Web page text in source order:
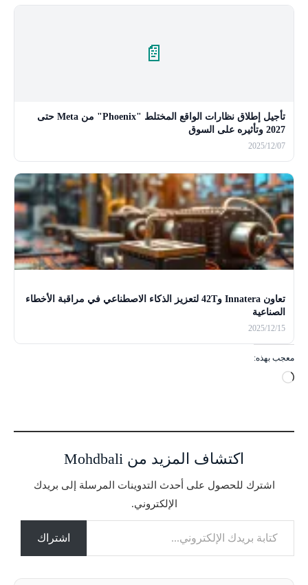
📄
تأجيل إطلاق نظارات الواقع المختلط "Phoenix" من Meta حتى
2027 وتأثيره على السوق
2025/12/07
تعاون Innatera و42T لتعزيز الذكاء الاصطناعي في مراقبة الأخطاء
الصناعية
2025/12/15
معجب بهذه:
ج
ي
ل
اكتشاف المزيد من Mohdbali
اشترك للحصول على أحدث التدوينات المرسلة إلى بريدك
الإلكتروني.
كتابة بريدك الإلكتروني...
اشتراك